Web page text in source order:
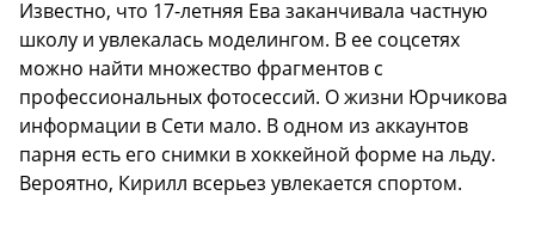
Известно, что 17-летняя Ева заканчивала частную
школу и увлекалась моделингом. В ее соцсетях
можно найти множество фрагментов с
профессиональных фотосессий. О жизни Юрчикова
информации в Сети мало. В одном из аккаунтов
парня есть его снимки в хоккейной форме на льду.
Вероятно, Кирилл всерьез увлекается спортом.